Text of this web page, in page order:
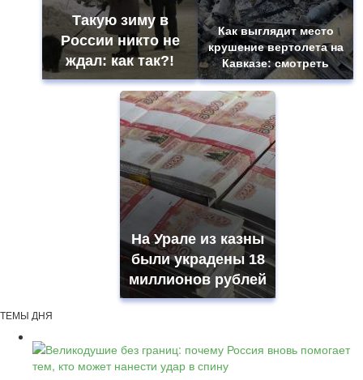
Такую зиму в
России никто не
ждал: как так?!
Как выглядит место
крушение вертолета на
Кавказе: смотреть
На Урале из казны
были украдены 18
миллионов рублей
ТЕМЫ ДНЯ